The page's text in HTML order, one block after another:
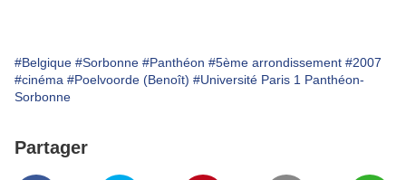
#Belgique #Sorbonne #Panthéon #5ème arrondissement #2007
#cinéma #Poelvoorde (Benoît) #Université Paris 1 Panthéon-
Sorbonne
Partager